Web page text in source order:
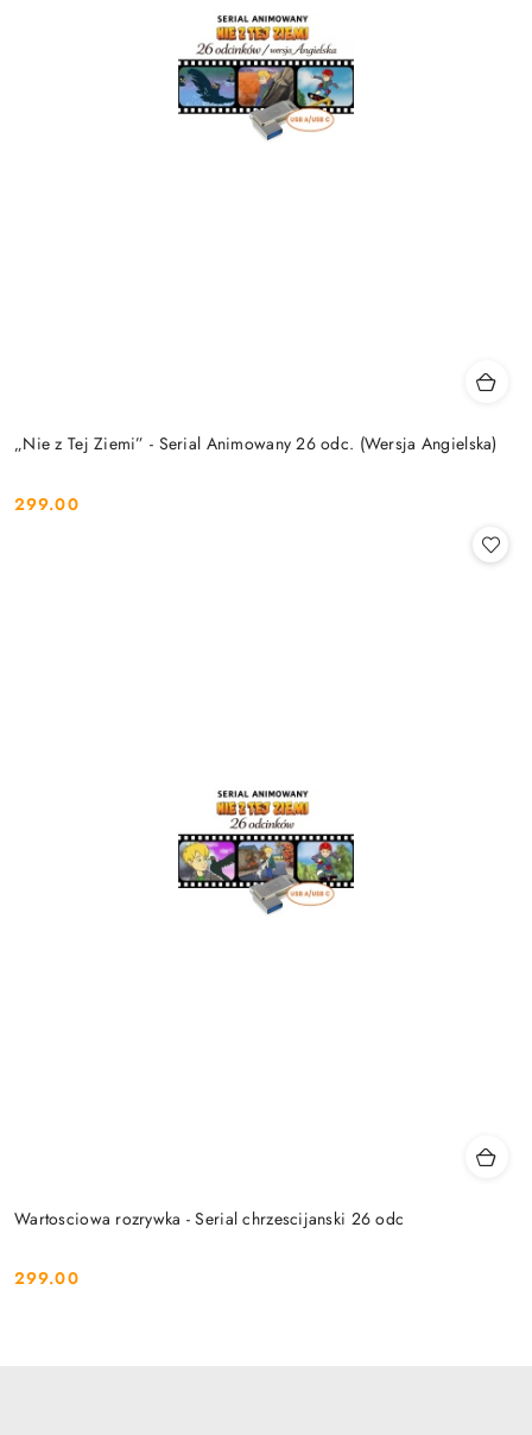
„Nie z Tej Ziemi” - Serial Animowany 26 odc. (Wersja Angielska)
Cena:
299.00
Wartosciowa rozrywka - Serial chrzescijanski 26 odc
Cena:
299.00